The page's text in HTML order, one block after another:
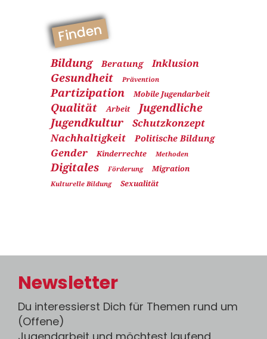
Finden
Bildung Beratung Inklusion
Gesundheit Prävention
Partizipation Mobile Jugendarbeit
Qualität Arbeit
Jugendliche
Jugendkultur
Schutzkonzept
Nachhaltigkeit
Politische Bildung
Gender Kinderrechte Methoden
Digitales Förderung Migration
Kulturelle Bildung Sexualität
Newsletter
Du interessierst Dich für Themen rund um
(Offene)